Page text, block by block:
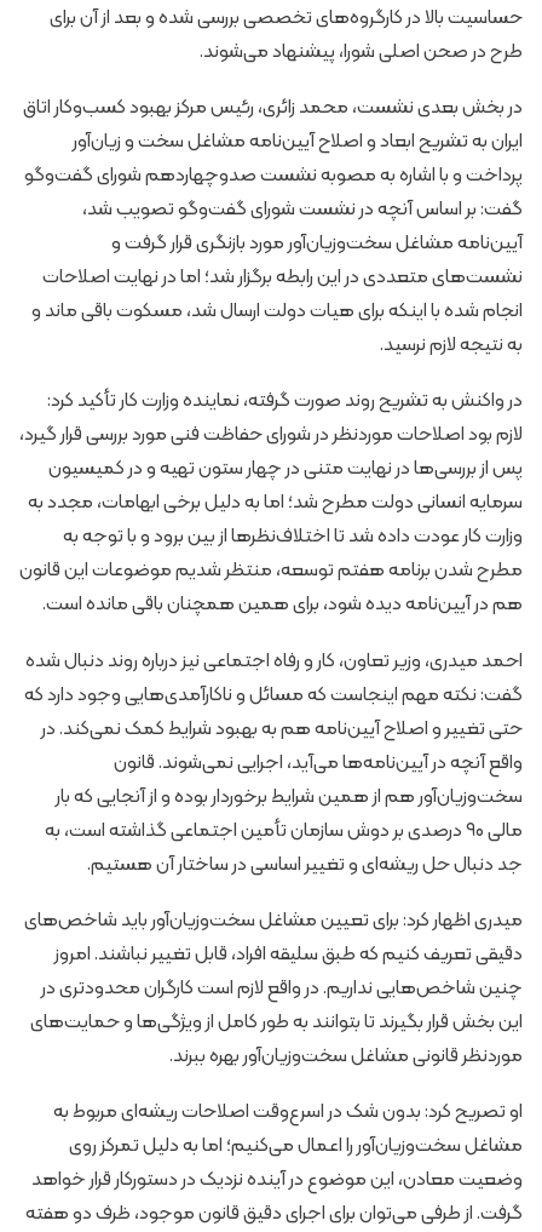
حساسیت بالا در کارگروه‌های تخصصی بررسی شده و بعد از آن برای
طرح در صحن اصلی شورا، پیشنهاد می‌شوند.‌
در بخش بعدی نشست، محمد زائری، رئیس مرکز بهبود کسب‌وکار اتاق
ایران به تشریح ابعاد و اصلاح آیین‌نامه مشاغل سخت و زیان‌آور
پرداخت و با اشاره به مصوبه نشست صدوچهاردهم شورای گفت‌وگو
گفت: بر اساس آنچه در نشست شورای گفت‌وگو تصویب شد،
آیین‌نامه مشاغل سخت‌وزیان‌آور مورد بازنگری قرار گرفت و
نشست‌های متعددی در این رابطه برگزار شد؛ اما در نهایت اصلاحات
انجام شده با اینکه برای هیات دولت ارسال شد، مسکوت باقی ماند و
به نتیجه لازم نرسید.
در واکنش به تشریح روند صورت گرفته، نماینده وزارت کار تأکید کرد:
لازم بود اصلاحات موردنظر در شورای حفاظت فنی مورد بررسی قرار گیرد،
پس از بررسی‌ها در نهایت متنی در چهار ستون تهیه و در کمیسیون
سرمایه انسانی دولت مطرح شد؛ اما به دلیل برخی ابهامات، مجدد به
وزارت کار عودت داده شد تا اختلاف‌نظرها از بین برود و با توجه به
مطرح شدن برنامه هفتم توسعه، منتظر شدیم موضوعات این قانون
هم در آیین‌نامه دیده شود، برای همین همچنان باقی مانده است.
احمد میدری، وزیر تعاون، کار و رفاه اجتماعی نیز درباره روند دنبال شده
گفت: نکته مهم اینجاست که مسائل و ناکارآمدی‌هایی وجود دارد که
حتی تغییر و اصلاح آیین‌نامه هم به بهبود شرایط کمک نمی‌کند. در
واقع آنچه در آیین‌نامه‌ها می‌آید، اجرایی نمی‌شوند. قانون
سخت‌وزیان‌آور هم از همین شرایط برخوردار بوده و از آنجایی که بار
مالی ۹۰ درصدی بر دوش سازمان تأمین اجتماعی گذاشته است، به
جد دنبال حل ریشه‌ای و تغییر اساسی در ساختار آن هستیم.
میدری اظهار کرد: برای تعیین مشاغل سخت‌وزیان‌آور باید شاخص‌های
دقیقی تعریف کنیم که طبق سلیقه افراد، قابل تغییر نباشند. امروز
چنین شاخص‌هایی نداریم. در واقع لازم است کارگران محدودتری در
این بخش قرار بگیرند تا بتوانند به طور کامل از ویژگی‌ها و حمایت‌های
موردنظر قانونی مشاغل سخت‌وزیان‌آور بهره ببرند.
او تصریح کرد: بدون شک در اسرع‌وقت اصلاحات ریشه‌ای مربوط به
مشاغل سخت‌وزیان‌آور را اعمال می‌کنیم؛ اما به دلیل تمرکز روی
وضعیت معادن، این موضوع در آینده نزدیک در دستورکار قرار خواهد
گرفت. از طرفی می‌توان برای اجرای دقیق قانون موجود، ظرف دو هفته